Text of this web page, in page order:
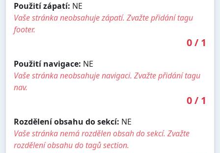
Použití zápatí: NE
Vaše stránka neobsahuje zápatí. Zvažte přidání tagu
footer.
0/ 1
Použití navigace: NE
Vaše stránka neobsahuje navigaci. Zvažte přidání tagu
nav.
0/ 1
Rozdělení obsahu do sekcí: NE
Vaše stránka nemá rozdělen obsah do sekcí. Zvažte
rozdělení obsahu do tagů section.